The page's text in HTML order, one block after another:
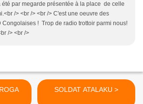
été par megarde présentée à la place de celle
/> <br /> <br /> C'est une oeuvre des
Congolaises ! Trop de radio trottoir parmi nous!
/> <br />
SOLDAT ATALAKU >